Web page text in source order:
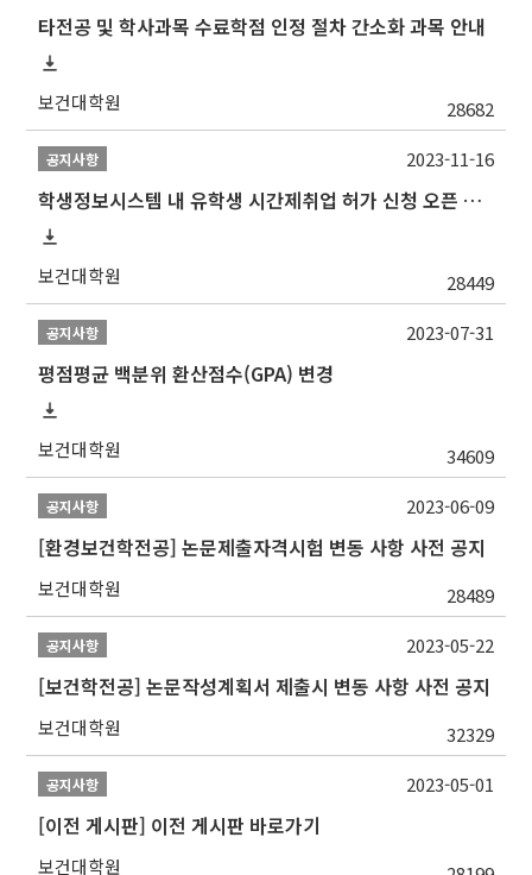
타전공 및 학사과목 수료학점 인정 절차 간소화 과목 안내
보건대학원 28682
공지사항
학생정보시스템 내 유학생 시간제취업 허가 신청 오픈 안내
보건대학원 28449
2023-11-16
공지사항
평점평균 백분위 환산점수(GPA) 변경
보건대학원 34609
2023-07-31
공지사항
[환경보건학전공] 논문제출자격시험 변동 사항 사전 공지
보건대학원 28489
2023-06-09
공지사항
[보건학전공] 논문작성계획서 제출시 변동 사항 사전 공지
보건대학원 32329
2023-05-22
공지사항
[이전 게시판] 이전 게시판 바로가기
보건대학원
2023-05-01